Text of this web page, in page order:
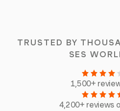
TRUSTED BY
SES
1,500+
4,200+ reviews